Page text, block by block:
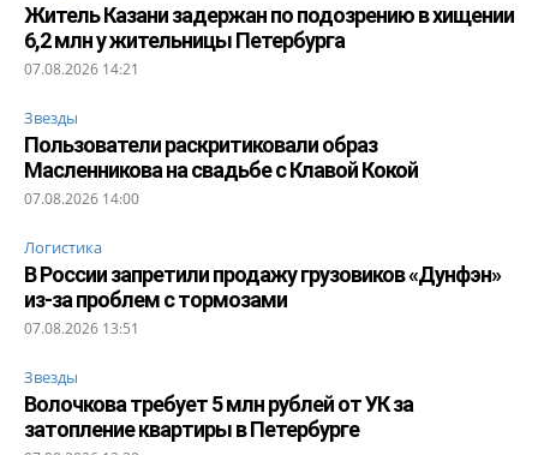
Житель Казани задержан по подозрению в хищении
6,2 млн у жительницы Петербурга
07.08.2026 14:21
Звезды
Пользователи раскритиковали образ
Масленникова на свадьбе с Клавой Кокой
07.08.2026 14:00
Логистика
В России запретили продажу грузовиков «Дунфэн»
из-за проблем с тормозами
07.08.2026 13:51
Звезды
Волочкова требует 5 млн рублей от УК за
затопление квартиры в Петербурге